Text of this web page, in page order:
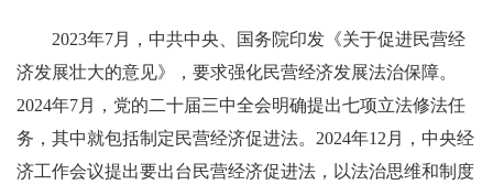
2023年7月，中共中央、国务院印发《关于促进民营经
济发展壮大的意见》，要求强化民营经济发展法治保障。
2024年7月，党的二十届三中全会明确提出七项立法修法任
务，其中就包括制定民营经济促进法。2024年12月，中央经
济工作会议提出要出台民营经济促进法，以法治思维和制度